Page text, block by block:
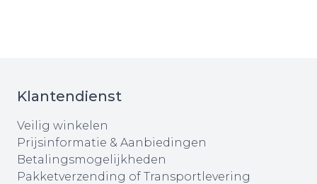
Klantendienst
Veilig winkelen
Prijsinformatie & Aanbiedingen
Betalingsmogelijkheden
Pakketverzending of Transportlevering